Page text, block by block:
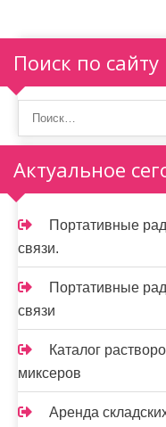
Поиск по сайту
Актуальное
Портативные
связи.
Портативные
связи
Каталог
миксеров
Аренда